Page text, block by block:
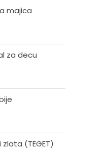
majica
za decu
(TEGET)